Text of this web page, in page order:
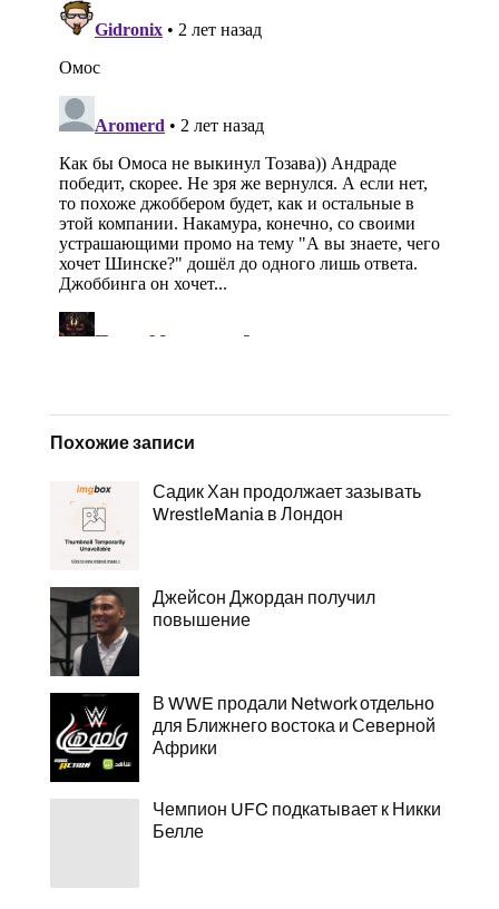
Похожие записи
Садик Хан продолжает зазывать
WrestleMania в Лондон
Джейсон Джордан получил
повышение
В WWE продали Network отдельно
для Ближнего востока и Северной
Африки
Чемпион UFC подкатывает к Никки
Белле